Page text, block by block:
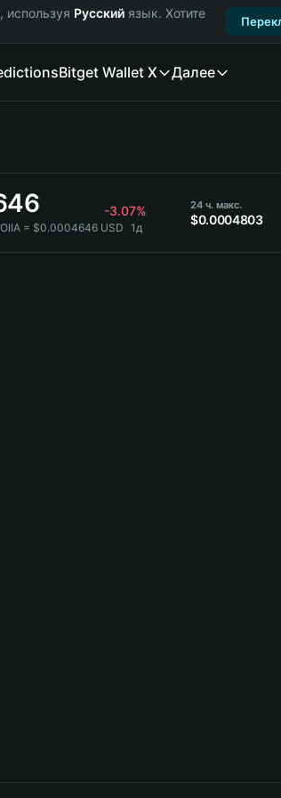
используя Русский язык. Хотите
Bitget Wallet X Далее
-3.07%
= $0.0004646 USD 1д
24 ч. макс.
$0.0004803